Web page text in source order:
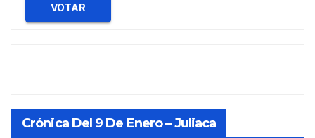
VOTAR
Crónica Del 9 De Enero – Juliaca